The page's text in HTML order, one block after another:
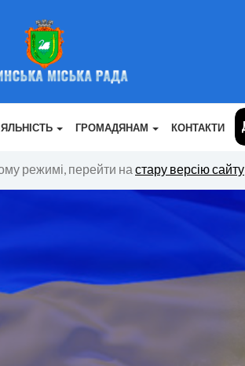
ГРОМАДЯНАМ КОНТАКТИ
режимі, перейти на стару версію сайту